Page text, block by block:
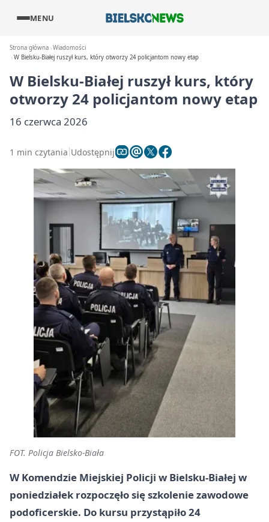
MENU
Strona główna Wiadomości
W Bielsku-Białej ruszył kurs, który otworzy 24 policjantom nowy etap
W Bielsku-Białej ruszył kurs, który
otworzy 24 policjantom nowy etap
16 czerwca 2026
1 min czytania Udostępnij
FOT. Policja Bielsko-Biała
W Komendzie Miejskiej Policji w Bielsku-Białej w
poniedziałek rozpoczęło się szkolenie zawodowe
podoficerskie. Do kursu przystąpiło 24